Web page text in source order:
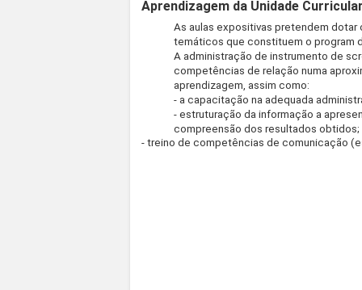
Aprendizagem da Unidade
As aulas expositivas pretendem
temáticos que constituem o program
A administração de instrumento de
competências de relação numa
aprendizagem, assim como:
- a capacitação na adequada
- estruturação da informação a
compreensão dos resultados obtidos;
- treino de competências de comunicação